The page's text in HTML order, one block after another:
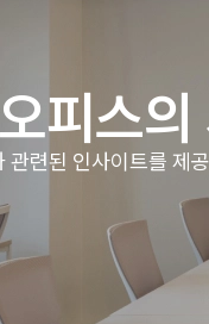
피스
관련된 인사이트를 제